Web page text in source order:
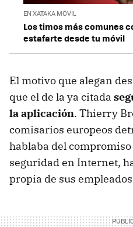
EN XATAKA MÓVIL
Los timos más comunes
estafarte desde tu móvil
El motivo que alegan
que el de la ya citada
la aplicación. Thierry
comisarios europeos
hablaba del
seguridad en Internet,
propia de sus